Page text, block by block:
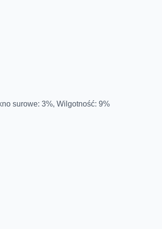
surowe: 3%, Wilgotność: 9%